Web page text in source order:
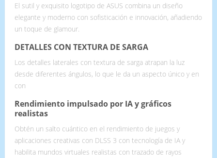
El sutil y exquisito logotipo de ASUS combina un diseño
elegante y moderno con sofisticación e innovación, añadiendo
un toque de glamour.
DETALLES CON TEXTURA DE SARGA
Los detalles laterales con textura de sarga atrapan la luz
desde diferentes ángulos, lo que le da un aspecto único y en
con
Rendimiento impulsado por IA y gráficos
realistas
Obtén un salto cuántico en el rendimiento de juegos y
aplicaciones creativas con DLSS 3 con tecnología de IA y
habilita mundos virtuales realistas con trazado de rayos